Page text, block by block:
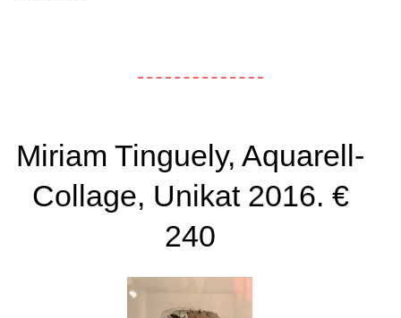
Miriam Tinguely, Aquarell-
Collage, Unikat 2016. €
240